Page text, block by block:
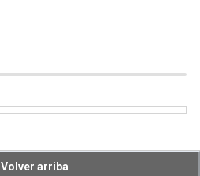
Volver arriba